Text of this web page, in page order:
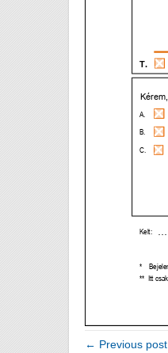
← Previous post